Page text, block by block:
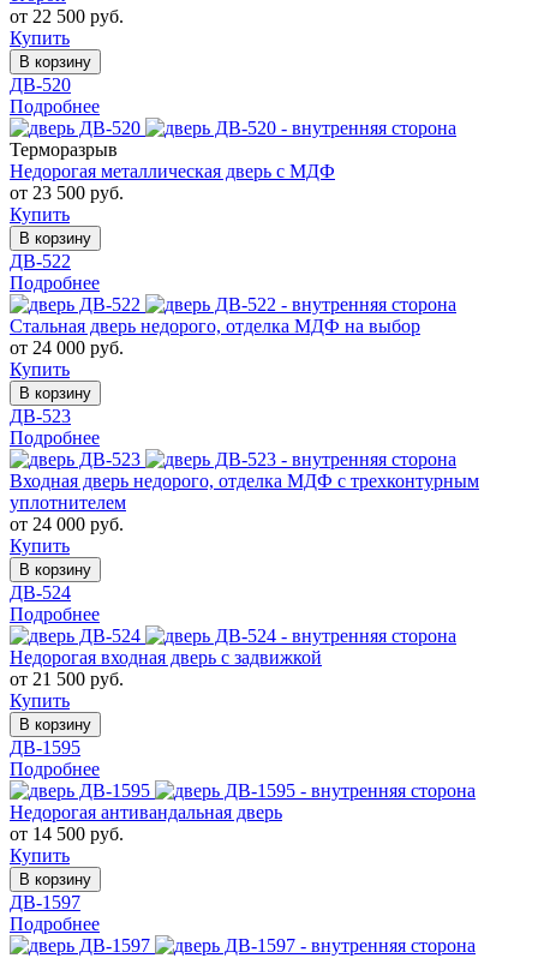
от 22 500 руб.
Купить
В корзину
ДВ-520
Подробнее
Терморазрыв
Недорогая металлическая дверь с МДФ
от 23 500 руб.
Купить
В корзину
ДВ-522
Подробнее
Стальная дверь недорого, отделка МДФ на выбор
от 24 000 руб.
Купить
В корзину
ДВ-523
Подробнее
Входная дверь недорого, отделка МДФ с трехконтурным
уплотнителем
от 24 000 руб.
Купить
В корзину
ДВ-524
Подробнее
Недорогая входная дверь с задвижкой
от 21 500 руб.
Купить
В корзину
ДВ-1595
Подробнее
Недорогая антивандальная дверь
от 14 500 руб.
Купить
В корзину
ДВ-1597
Подробнее